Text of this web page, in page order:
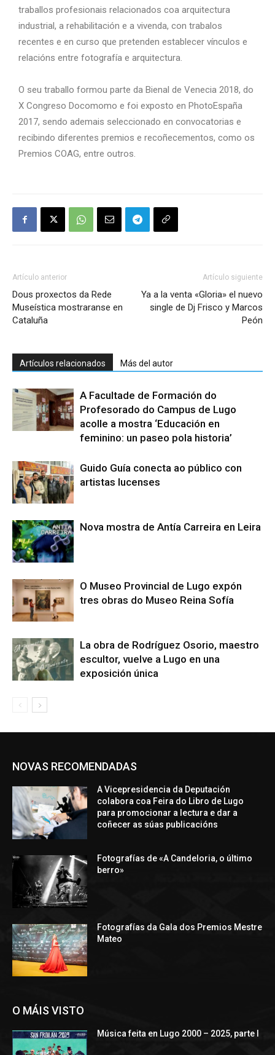
traballos profesionais relacionados coa arquitectura
industrial, a rehabilitación e a vivenda, con trabalos
recentes e en curso que pretenden establecer vínculos e
relacións entre fotografía e arquitectura.
O seu traballo formou parte da Bienal de Venecia 2018, do
X Congreso Docomomo e foi exposto en PhotoEspaña
2017, sendo ademais seleccionado en convocatorias e
recibindo diferentes premios e recoñecementos, como os
Premios COAG, entre outros.
Artículo anterior
Dous proxectos da Rede
Museística mostraranse en
Cataluña
Artículo siguiente
Ya a la venta «Gloria» el nuevo
single de Dj Frisco y Marcos
Peón
Artículos relacionados Más del autor
A Facultade de Formación do
Profesorado do Campus de Lugo
acolle a mostra ‘Educación en
feminino: un paseo pola historia’
Guido Guía conecta ao público con
artistas lucenses
Nova mostra de Antía Carreira en Leira
O Museo Provincial de Lugo expón
tres obras do Museo Reina Sofía
La obra de Rodríguez Osorio, maestro
escultor, vuelve a Lugo en una
exposición única
NOVAS RECOMENDADAS
A Vicepresidencia da Deputación
colabora coa Feira do Libro de Lugo
para promocionar a lectura e dar a
coñecer as súas publicacións
Fotografías de «A Candeloria, o último
berro»
Fotografías da Gala dos Premios Mestre
Mateo
O MÁIS VISTO
Música feita en Lugo 2000 – 2025, parte I